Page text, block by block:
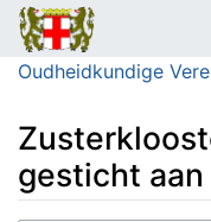
Oudheidkundige
gesticht